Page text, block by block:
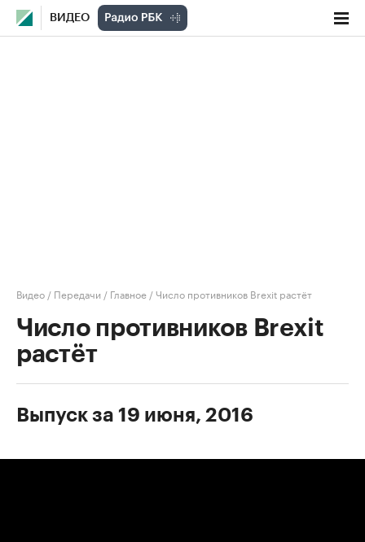
ВИДЕО
Видео / Передачи / Главное /Число противников Brexit растёт
Число противников Brexit
растёт
Выпуск за 19 июня, 2016